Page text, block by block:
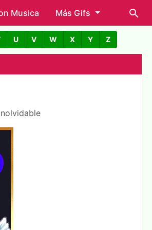
Musica Más Gifs
U V W X Y Z